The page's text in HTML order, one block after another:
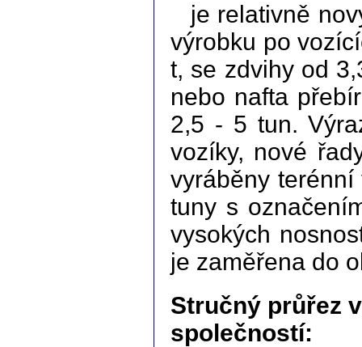
je relativně
výrobku po
t, se zdvihy od
nebo nafta
2,5 - 5 tun.
vozíky, nové
vyráběny
tuny s
vysokých
je zaměřena do
Stručný průřez
společností: